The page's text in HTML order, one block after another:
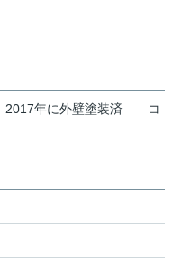
2017年に外壁塗装済
コ